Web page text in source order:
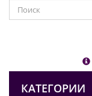
КАТЕГОРИИ